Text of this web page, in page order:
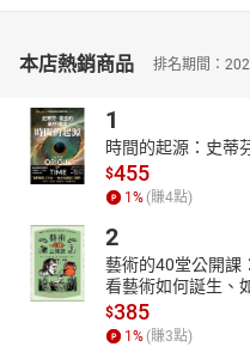
本店熱銷商品 排名期間：
1
時間的起源：史蒂
$455
1% (賺4點)
2
藝術的40堂公開課
看藝術如何誕生、
$385
1% (賺3點)